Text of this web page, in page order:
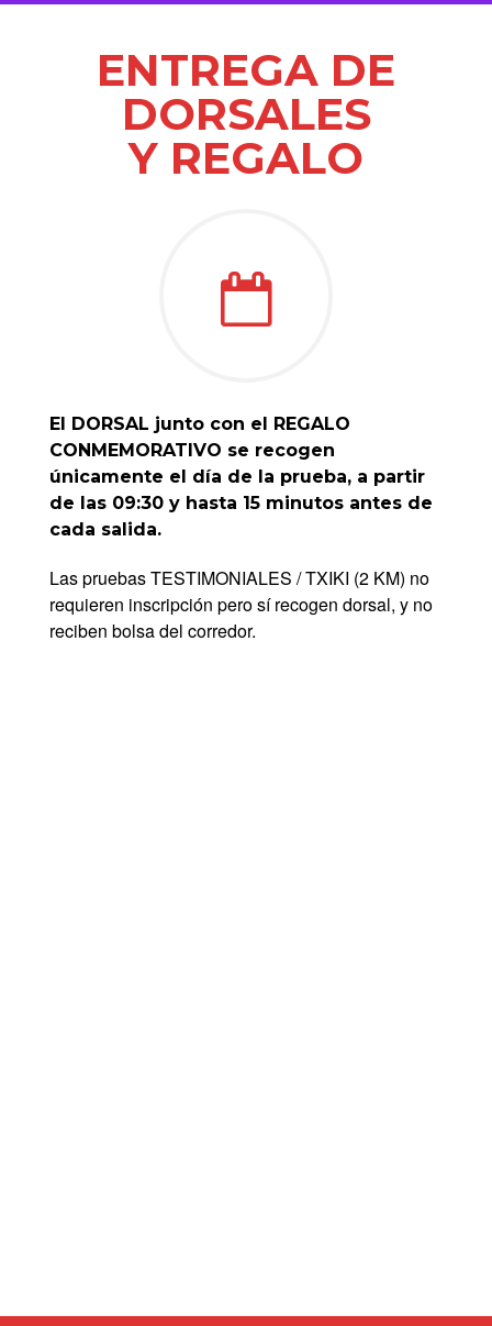
ENTREGA DE
DORSALES
Y REGALO
El DORSAL junto con el REGALO
CONMEMORATIVO se recogen
únicamente el día de la prueba, a partir
de las 09:30 y hasta 15 minutos antes de
cada salida.
Las pruebas TESTIMONIALES / TXIKI (2 KM) no
requieren inscripción pero sí recogen dorsal, y no
reciben bolsa del corredor.